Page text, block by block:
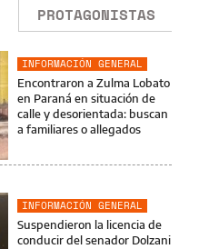
PROTAGONISTAS
INFORMACIÓN GENERAL
Encontraron a Zulma Lobato
en Paraná en situación de
calle y desorientada: buscan
a familiares o allegados
INFORMACIÓN GENERAL
Suspendieron la licencia de
conducir del senador Dolzani